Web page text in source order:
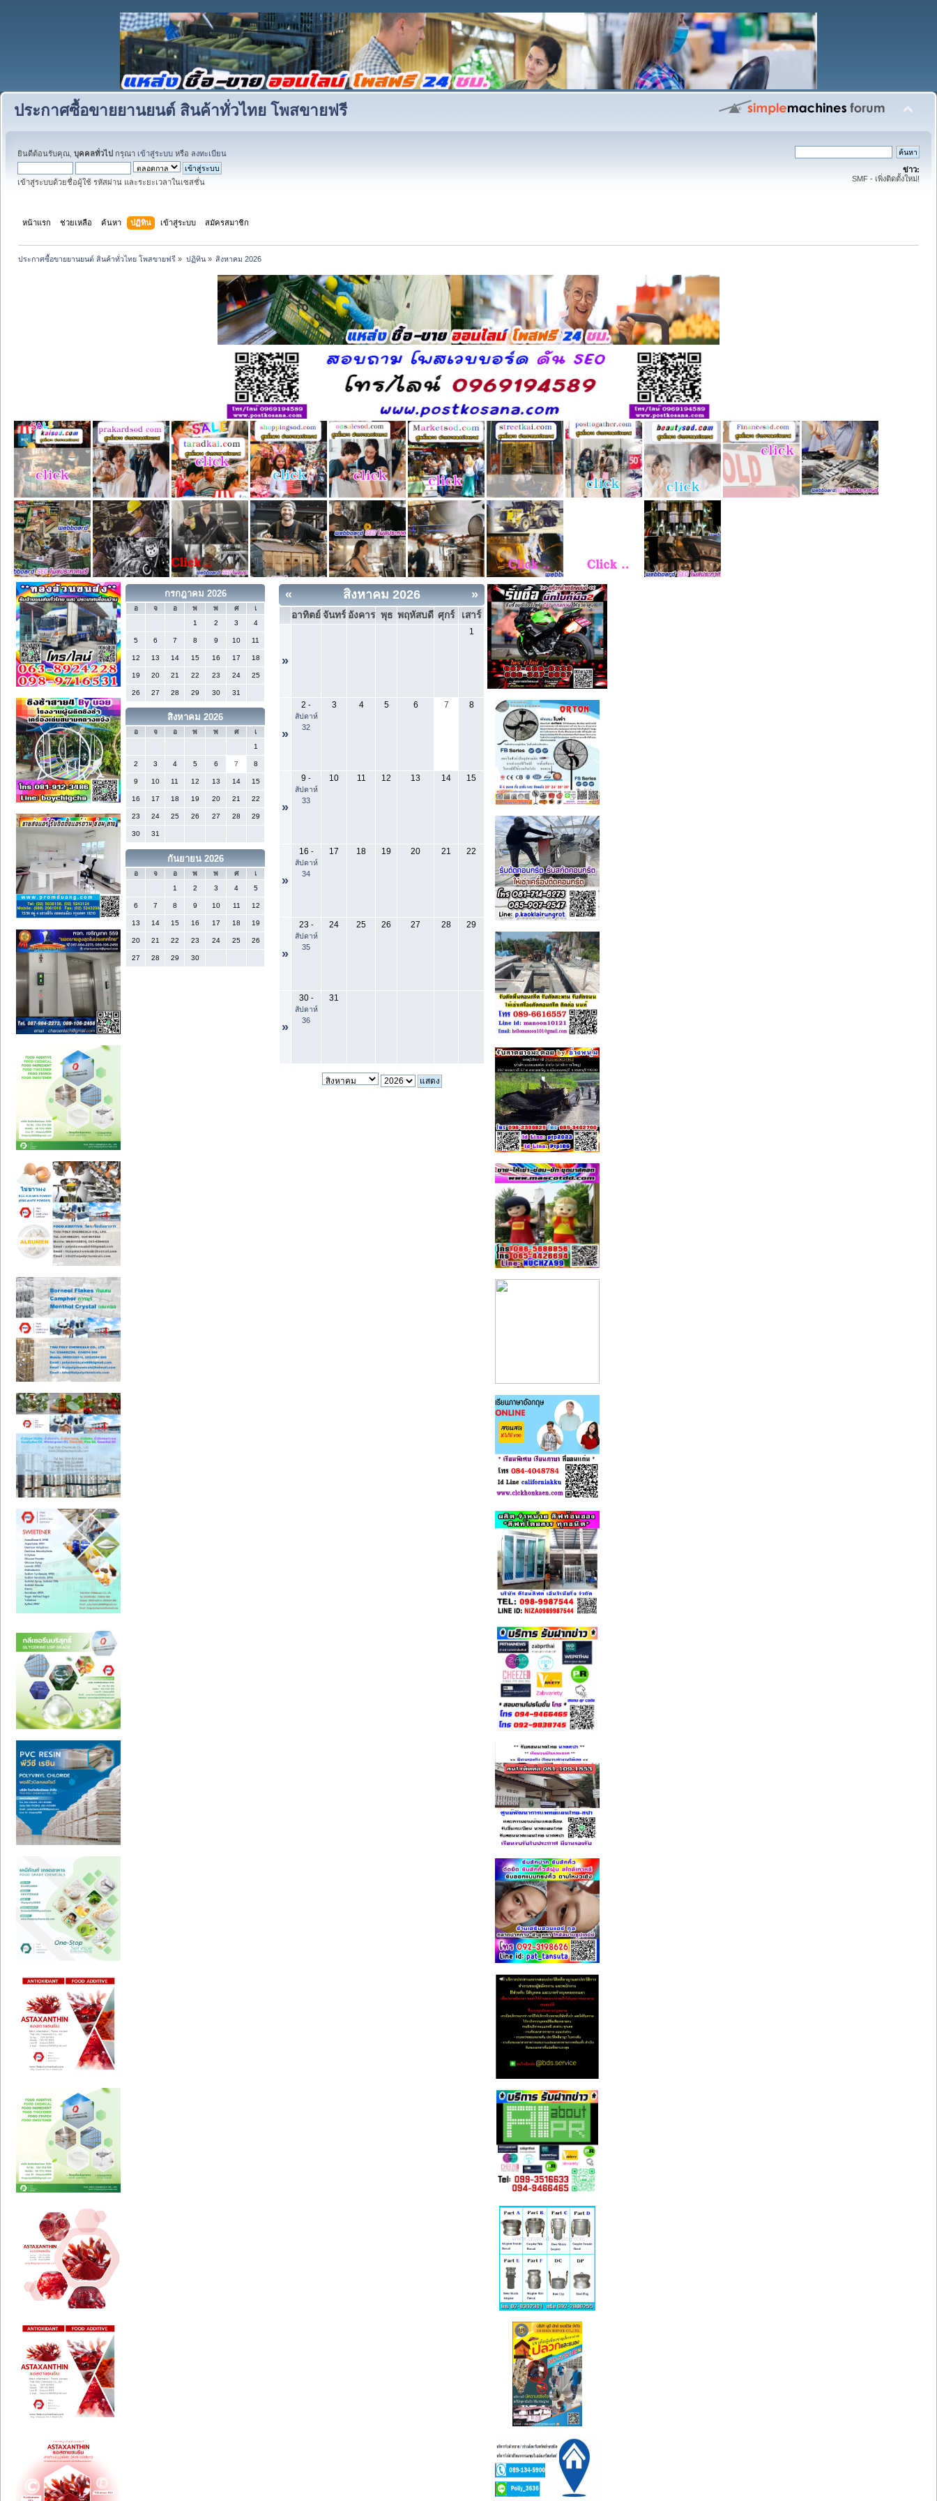
ประกาศซื้อขายยานยนต์ สินค้าทั่วไทย โพสขายฟรี
ยินดีต้อนรับคุณ, บุคคลทั่วไป กรุณา เข้าสู่ระบบ หรือ ลงทะเบียน
เข้าสู่ระบบด้วยชื่อผู้ใช้ รหัสผ่าน และระยะเวลาในเซสชั่น
ข่าว:
SMF - เพิ่งติดตั้งใหม่!
หน้าแรก ช่วยเหลือ ค้นหา ปฏิทิน เข้าสู่ระบบ สมัครสมาชิก
ประกาศซื้อขายยานยนต์ สินค้าทั่วไทย โพสขายฟรี » ปฏิทิน» สิงหาคม 2026
กรกฎาคม 2026
อ จ อ พ พ ศ
เ
1
2 3 4
5 6 7 8 9 10 11
12 13 14 15 16 17 18
19 20 21 22 23 24 25
26 27 28 29 30 31
สิงหาคม 2026
อ จ อ พ พ ศ
เ
1
2 3 4 5 6 7 8
9 10 11 12 13 14 15
16 17 18 19 20 21 22
23 24 25 26 27 28 29
30 31
กันยายน 2026
อ จ อ พ พ ศ
เ
1
2 3 4 5
6 7 8 9 10 11 12
13 14 15 16 17 18 19
20 21 22 23 24 25 26
27 28 29 30
« »
สิงหาคม 2026
อาทิตย์ จันทร์ อังคาร พุธ พฤหัสบดี ศุกร์ เสาร์
»
1
»
2 -
สัปดาห์
32
3 4 5 6 7 8
»
9 -
สัปดาห์
33
10 11 12 13 14 15
»
16 -
สัปดาห์
34
17 18 19 20 21 22
»
23 -
สัปดาห์
35
24 25 26 27 28 29
»
30-
สัปดาห์
36
31